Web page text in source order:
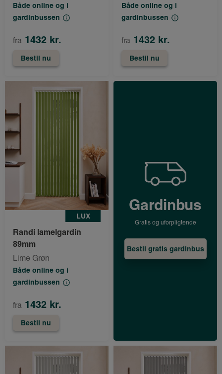
Både online og i
gardinbussen
fra 1432 kr.
Bestil nu
Både online og i
gardinbussen
fra 1432 kr.
Bestil nu
LUX
Randi lamelgardin
89mm
Lime Grøn
Både online og i
gardinbussen
fra 1432 kr.
Bestil nu
Gardinbus
Gratis og uforpligtende
Bestil gratis gardinbus